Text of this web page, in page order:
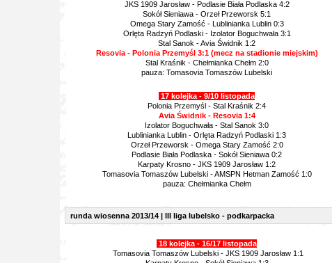
JKS 1909 Jarosław - Podlasie Biała Podlaska 4:2
Sokół Sieniawa - Orzeł Przeworsk 5:1
Omega Stary Zamość - Lublinianka Lublin 0:3
Orlęta Radzyń Podlaski - Izolator Boguchwała 3:1
Stal Sanok - Avia Świdnik 1:2
Resovia - Polonia Przemyśl 3:1 (mecz na stadionie miejskim)
Stal Kraśnik - Chełmianka Chełm 2:0
pauza: Tomasovia Tomaszów Lubelski
17 kolejka - 9/10 listopada
Polonia Przemyśl - Stal Kraśnik 2:4
Avia Świdnik - Resovia 1:4
Izolator Boguchwała - Stal Sanok 3:0
Lublinianka Lublin - Orlęta Radzyń Podlaski 1:3
Orzeł Przeworsk - Omega Stary Zamość 2:0
Podlasie Biała Podlaska - Sokół Sieniawa 0:2
Karpaty Krosno - JKS 1909 Jarosław 1:2
Tomasovia Tomaszów Lubelski - AMSPN Hetman Zamość 1:0
pauza: Chełmianka Chełm
runda wiosenna 2013/14 | III liga lubelsko - podkarpacka
18 kolejka - 16/17 listopada
Tomasovia Tomaszów Lubelski - JKS 1909 Jarosław 1:1